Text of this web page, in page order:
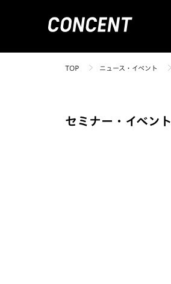
TOP ニュース・イベント
セミナー・イベント